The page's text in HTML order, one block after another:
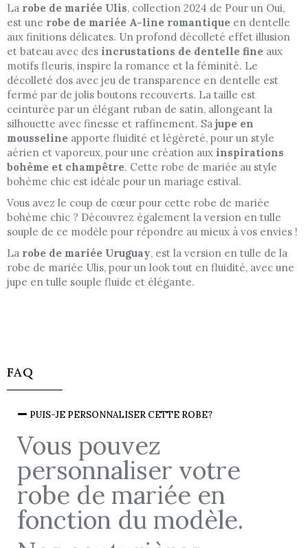
La robe de mariée Ulis, collection 2024 de Pour un Oui,
est une robe de mariée A-line romantique en dentelle
aux finitions délicates. Un profond décolleté effet illusion
et bateau avec des incrustations de dentelle fine aux
motifs fleuris, inspire la romance et la féminité. Le
décolleté dos avec jeu de transparence en dentelle est
fermé par de jolis boutons recouverts. La taille est
ceinturée par un élégant ruban de satin, allongeant la
silhouette avec finesse et raffinement. Sa jupe en
mousseline apporte fluidité et légèreté, pour un style
aérien et vaporeux, pour une création aux inspirations
bohème et champêtre. Cette robe de mariée au style
bohème chic est idéale pour un mariage estival.
Vous avez le coup de cœur pour cette robe de mariée
bohème chic ? Découvrez également la version en tulle
souple de ce modèle pour répondre au mieux à vos envies !
La robe de mariée Uruguay, est la version en tulle de la
robe de mariée Ulis, pour un look tout en fluidité, avec une
jupe en tulle souple fluide et élégante.
FAQ
PUIS-JE PERSONNALISER CETTE ROBE?
Vous pouvez
personnaliser votre
robe de mariée en
fonction du modèle.